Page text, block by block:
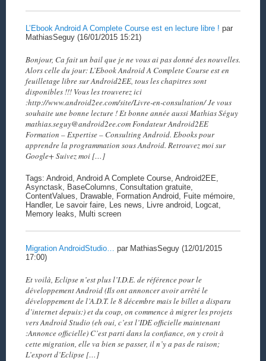
L’Ebook Android A Complete Course est en lecture libre ! par
MathiasSeguy (16/01/2015 15:21)
Bonjour, Ca fait un bail que je ne vous ai pas donné des nouvelles.
Alors celle du jour: L’Ebook Android A Complete Course est en
feuilletage libre sur Android2EE, tous les chapitres sont
disponibles !!! Vous les trouverez ici
:http://www.android2ee.com/site/Livre-en-consultation/ Je vous
souhaite une bonne lecture ! Et bonne année aussi Mathias Séguy
mathias.seguy@android2ee.com Fondateur Android2EE
Formation – Expertise – Consulting Android. Ebooks pour
apprendre la programmation sous Android. Retrouvez moi sur
Google+ Suivez moi […]
Tags: Android, Android A Complete Course, Android2EE,
Asynctask, BaseColumns, Consultation gratuite,
ContentValues, Drawable, Formation Android, Fuite mémoire,
Handler, Le savoir faire, Les news, Livre android, Logcat,
Memory leaks, Multi screen
Migration AndroidStudio… par MathiasSeguy (12/01/2015
17:00)
Et voilà, Eclipse n’est plus l’I.D.E. de référence pour le
développement Android (Ils ont annoncer avoir arrêté le
développement de l’A.D.T. le 8 décembre mais le billet a disparu
d’internet depuis:) et du coup, on commence à migrer les projets
vers Android Studio (eh oui, c’est l’IDE officielle maintenant
:Annonce officielle) C’est parti dans la confiance, on y croit à
cette migration, elle va bien se passer, il n’y a pas de raison;
L’export d’Eclipse […]